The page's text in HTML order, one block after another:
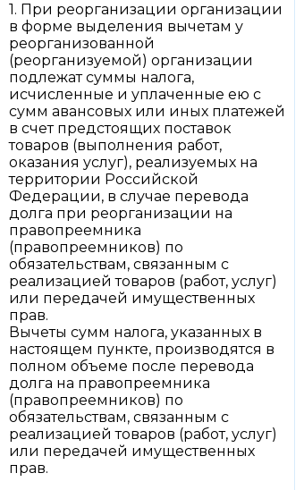
1. При реорганизации организации
в форме выделения вычетам у
реорганизованной
(реорганизуемой) организации
подлежат суммы налога,
исчисленные и уплаченные ею с
сумм авансовых или иных платежей
в счет предстоящих поставок
товаров (выполнения работ,
оказания услуг), реализуемых на
территории Российской
Федерации, в случае перевода
долга при реорганизации на
правопреемника
(правопреемников) по
обязательствам, связанным с
реализацией товаров (работ, услуг)
или передачей имущественных
прав.
Вычеты сумм налога, указанных в
настоящем пункте, производятся в
полном объеме после перевода
долга на правопреемника
(правопреемников) по
обязательствам, связанным с
реализацией товаров (работ, услуг)
или передачей имущественных
прав.